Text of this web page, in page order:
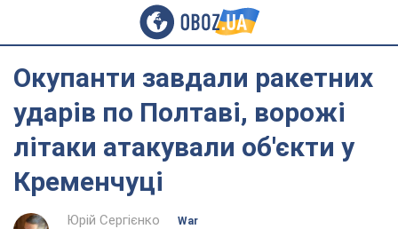
Окупанти завдали ракетних
ударів по Полтаві, ворожі
літаки атакували об'єкти у
Кременчуці
Юрій Сергієнко
War